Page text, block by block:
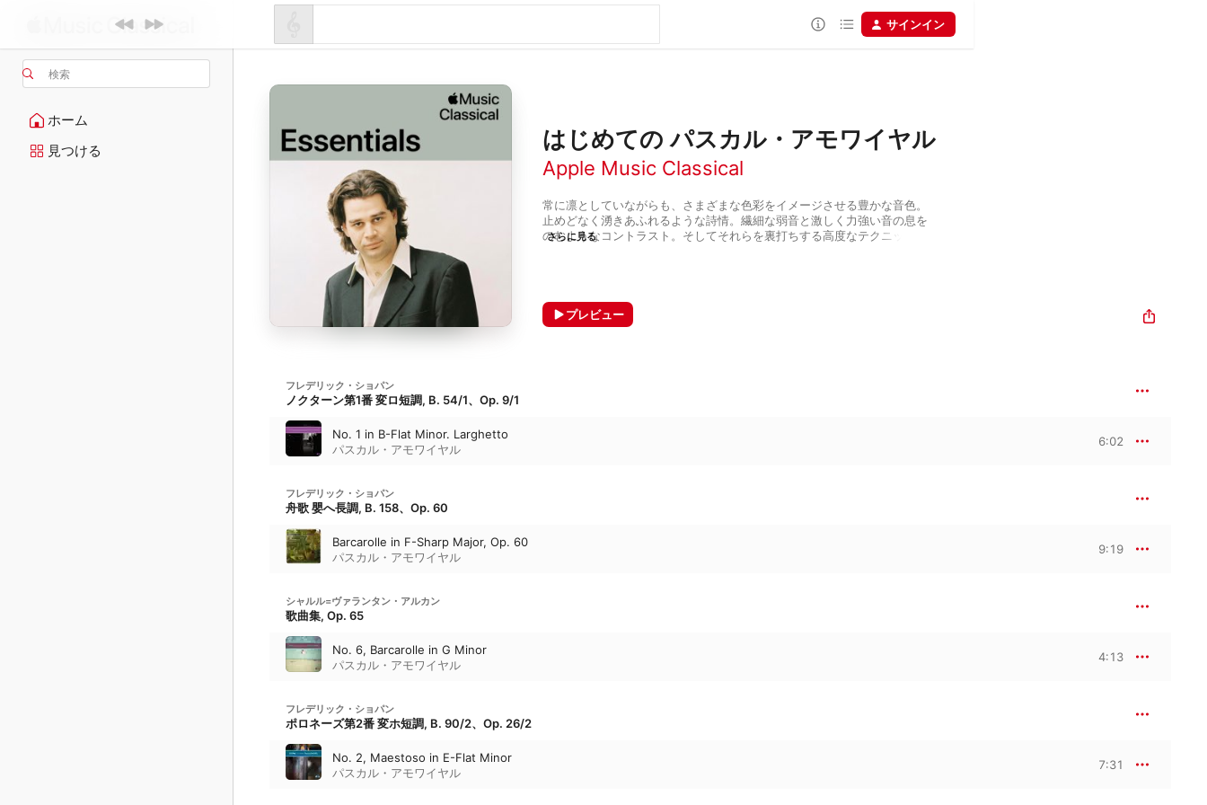
検索
ホーム
見つける
サインイン
はじめての パスカル・アモワイヤル
Apple Music Classical
常に凛としていながらも、さまざまな色彩をイメージさせる豊かな音色。
止めどなく湧きあふれるような詩情。繊細な弱音と激しく力強い音の息を
のむようなコントラスト。そしてそれらを裏打ちする高度なテクニック。
たリストやショパンのソロピアノのための作品をたっぷり楽しむことがで
きる。またEmmanuelle Bertrandとの共演によるサン゠サーンスとショス
さらに見る
プレビュー
フレデリック・ショパン
ノクターン第1番 変ロ短調, B. 54/1、Op. 9/1
No. 1 in B-Flat Minor. Larghetto
パスカル・アモワイヤル
6:02
フレデリック・ショパン
舟歌 嬰へ長調, B. 158、Op. 60
Barcarolle in F-Sharp Major, Op. 60
パスカル・アモワイヤル
9:19
シャルル=ヴァランタン・アルカン
歌曲集, Op. 65
No. 6, Barcarolle in G Minor
パスカル・アモワイヤル
4:13
フレデリック・ショパン
ポロネーズ第2番 変ホ短調, B. 90/2、Op. 26/2
No. 2, Maestoso in E-Flat Minor
パスカル・アモワイヤル
7:31